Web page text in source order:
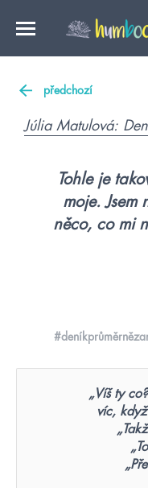
předchozí
Júlia Matulová:
Tohle je
moje. Jsem
něco, co mi
„Víš ty
víc,